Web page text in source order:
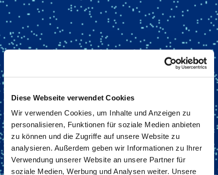
Diese Webseite verwendet Cookies
Wir verwenden Cookies, um Inhalte und Anzeigen zu
personalisieren, Funktionen für soziale Medien anbieten
zu können und die Zugriffe auf unsere Website zu
analysieren. Außerdem geben wir Informationen zu Ihrer
Verwendung unserer Website an unsere Partner für
soziale Medien, Werbung und Analysen weiter. Unsere